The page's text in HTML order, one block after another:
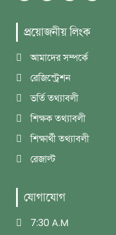
প্রয়োজনীয় লিংক
আমাদের সম্পর্কে
রেজিস্ট্রেশন
ভর্তি তথ্যাবলী
শিক্ষক তথ্যাবলী
শিক্ষার্থী তথ্যাবলী
রেজাল্ট
যোগাযোগ
7:30 A.M